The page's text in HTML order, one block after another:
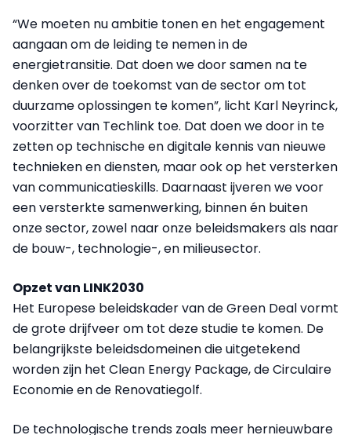
“We moeten nu ambitie tonen en het engagement
aangaan om de leiding te nemen in de
energietransitie. Dat doen we door samen na te
denken over de toekomst van de sector om tot
duurzame oplossingen te komen”, licht Karl Neyrinck,
voorzitter van Techlink toe. Dat doen we door in te
zetten op technische en digitale kennis van nieuwe
technieken en diensten, maar ook op het versterken
van communicatieskills. Daarnaast ijveren we voor
een versterkte samenwerking, binnen én buiten
onze sector, zowel naar onze beleidsmakers als naar
de bouw-, technologie-, en milieusector.
Opzet van LINK2030
Het Europese beleidskader van de Green Deal vormt
de grote drijfveer om tot deze studie te komen. De
belangrijkste beleidsdomeinen die uitgetekend
worden zijn het Clean Energy Package, de Circulaire
Economie en de Renovatiegolf.
De technologische trends zoals meer hernieuwbare